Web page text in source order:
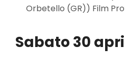
Orbetello (GR)) Film
Sabato 30